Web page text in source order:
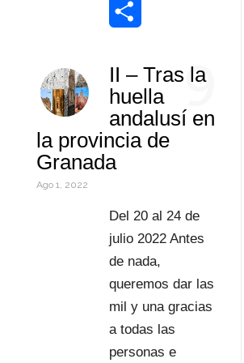
o
ee
np
p
n
r
e
s
m
l
W
d
P
r
s
s
m
p
a
t
i
r
9
II – Tras la
huella
andalusí en
la provincia de
Granada
Ago 1, 2022
Del 20 al 24 de
julio 2022 Antes
de nada,
queremos dar las
mil y una gracias
a todas las
personas e